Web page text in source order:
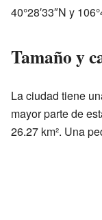
40°28′33″N y
Tamaño y
La ciudad tiene
mayor parte de
26.27 km². Una